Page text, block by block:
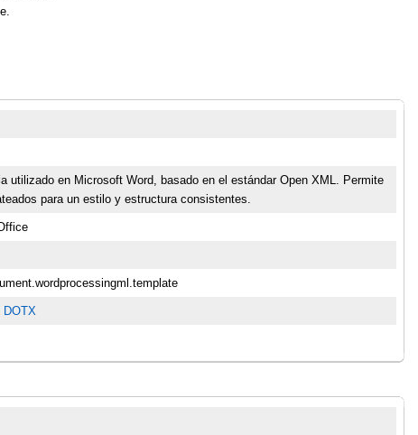
utilizado en Microsoft Word, basado en el estándar Open XML. Permite
para un estilo y estructura consistentes.
DOTX